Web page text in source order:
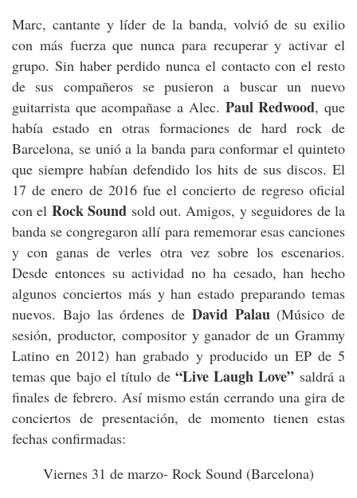
Marc, cantante y líder de la banda, volvió de su exilio
con más fuerza que nunca para recuperar y activar el
grupo. Sin haber perdido nunca el contacto con el resto
de sus compañeros se pusieron a buscar un nuevo
guitarrista que acompañase a Alec. Paul Redwood, que
había estado en otras formaciones de hard rock de
Barcelona, se unió a la banda para conformar el quinteto
que siempre habían defendido los hits de sus discos. El
17 de enero de 2016 fue el concierto de regreso oficial
con el Rock Sound sold out. Amigos, y seguidores de la
banda se congregaron allí para rememorar esas canciones
y con ganas de verles otra vez sobre los escenarios.
Desde entonces su actividad no ha cesado, han hecho
algunos conciertos más y han estado preparando temas
nuevos. Bajo las órdenes de David Palau(Músico de
sesión, productor, compositor y ganador de un Grammy
Latino en 2012) han grabado y producido un EP de 5
temas que bajo el título de “Live Laugh Love” saldrá a
finales de febrero. Así mismo están cerrando una gira de
conciertos de presentación, de momento tienen estas
fechas confirmadas:
Viernes 31 de marzo- Rock Sound (Barcelona)